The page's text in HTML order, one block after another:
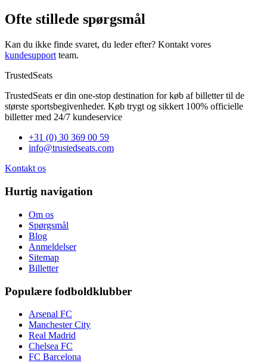
Ofte stillede spørgsmål
Kan du ikke finde svaret, du leder efter? Kontakt vores
kundesupport team.
TrustedSeats
TrustedSeats er din one-stop destination for køb af billetter til de
største sportsbegivenheder. Køb trygt og sikkert 100% officielle
billetter med 24/7 kundeservice
+31 (0) 30 369 00 59
info@trustedseats.com
Kontakt os
Hurtig navigation
Om os
Spørgsmål
Blog
Anmeldelser
Sitemap
Billetter
Populære fodboldklubber
Arsenal FC
Manchester City
Real Madrid
Chelsea FC
FC Barcelona